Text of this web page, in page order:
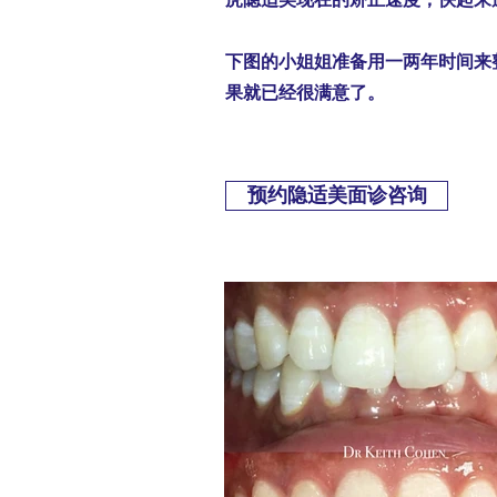
下图的小姐姐准备用一两年时间
果就已经很满意了。
预约隐适美面诊咨询